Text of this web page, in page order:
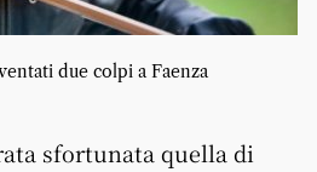
due colpi a Faenza
sfortunata quella di